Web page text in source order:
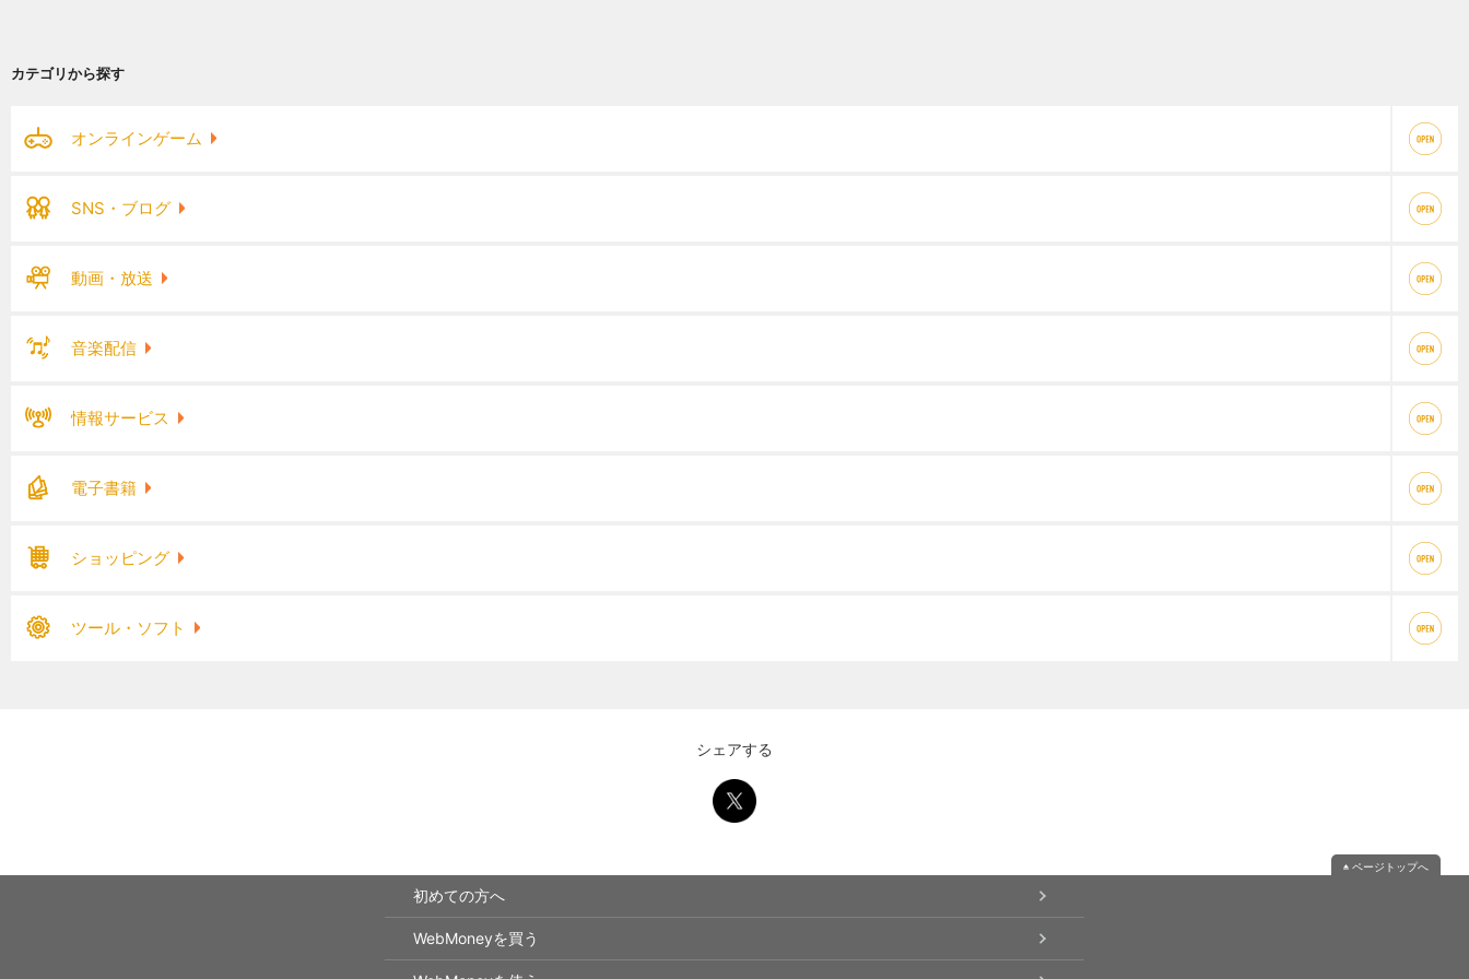
カテゴリから探す
オンラインゲーム
SNS・ブログ
動画・放送
音楽配信
情報サービス
電子書籍
ショッピング
ツール・ソフト
シェアする
ページトップへ
初めての方へ
WebMoneyを買う